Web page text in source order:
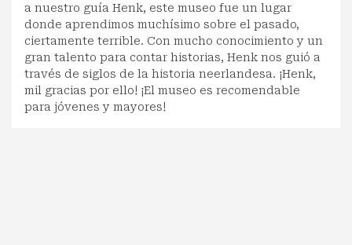
a nuestro guía Henk, este museo fue un lugar
donde aprendimos muchísimo sobre el pasado,
ciertamente terrible. Con mucho conocimiento y un
gran talento para contar historias, Henk nos guió a
través de siglos de la historia neerlandesa. ¡Henk,
mil gracias por ello! ¡El museo es recomendable
para jóvenes y mayores!